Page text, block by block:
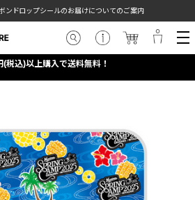
ンドロップシールのお届けについてのご案内
税込)以上購入で送料無料！